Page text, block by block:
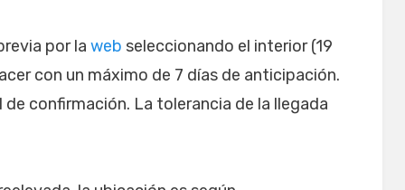
por la web seleccionando el interior (19
con un máximo de 7 días de anticipación.
de confirmación. La tolerancia de la llegada